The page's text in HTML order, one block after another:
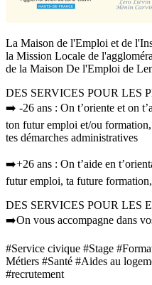
La Maison de l'Emploi et de
la Mission Locale de
de la Maison De l'Emploi de
DES SERVICES POUR LES
➡️ -26 ans : On t’oriente et on
ton futur emploi et/ou
tes démarches administratives
➡️+26 ans : On t’aide en
futur emploi, ta future
DES SERVICES POUR LES
➡️On vous accompagne dans
#Service civique #Stage
Métiers #Santé #Aides au
#recrutement